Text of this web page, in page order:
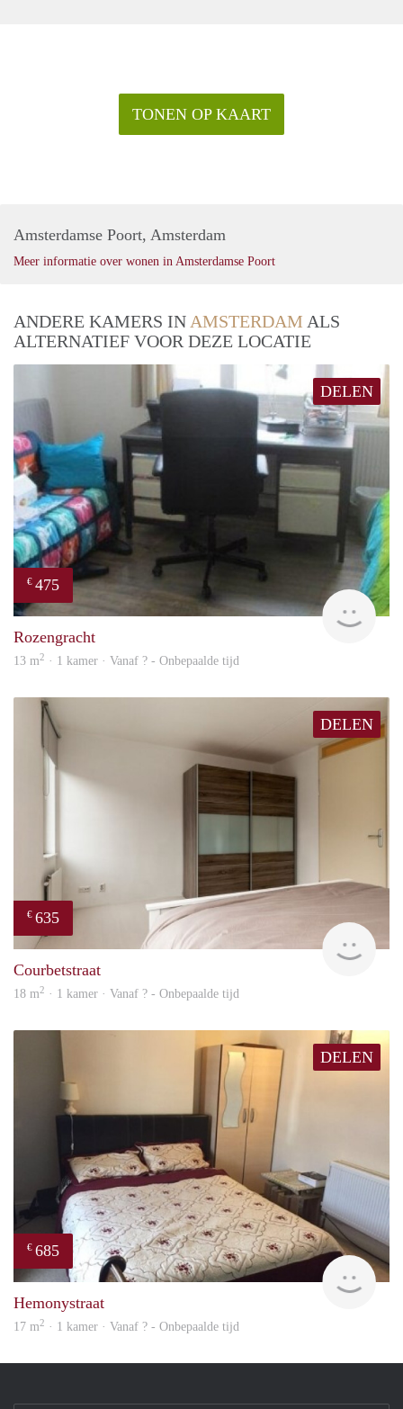
TONEN OP KAART
Amsterdamse Poort, Amsterdam
Meer informatie over wonen in Amsterdamse Poort
ANDERE KAMERS IN AMSTERDAM ALS
ALTERNATIEF VOOR DEZE LOCATIE
DELEN
€ 475
rent
Rozengracht
13 m2 · 1 kamer · Vanaf ? - Onbepaalde tijd
DELEN
€ 635
Courbetstraat
18 m2 · 1 kamer · Vanaf ? - Onbepaalde tijd
DELEN
€ 685
rent
Hemonystraat
17 m2 · 1 kamer · Vanaf ? - Onbepaalde tijd